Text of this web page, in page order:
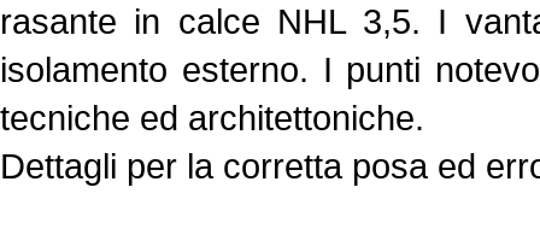
rasante in calce NHL 3,5. I
isolamento esterno. I punti
tecniche ed architettoniche.
Dettagli per la corretta posa ed